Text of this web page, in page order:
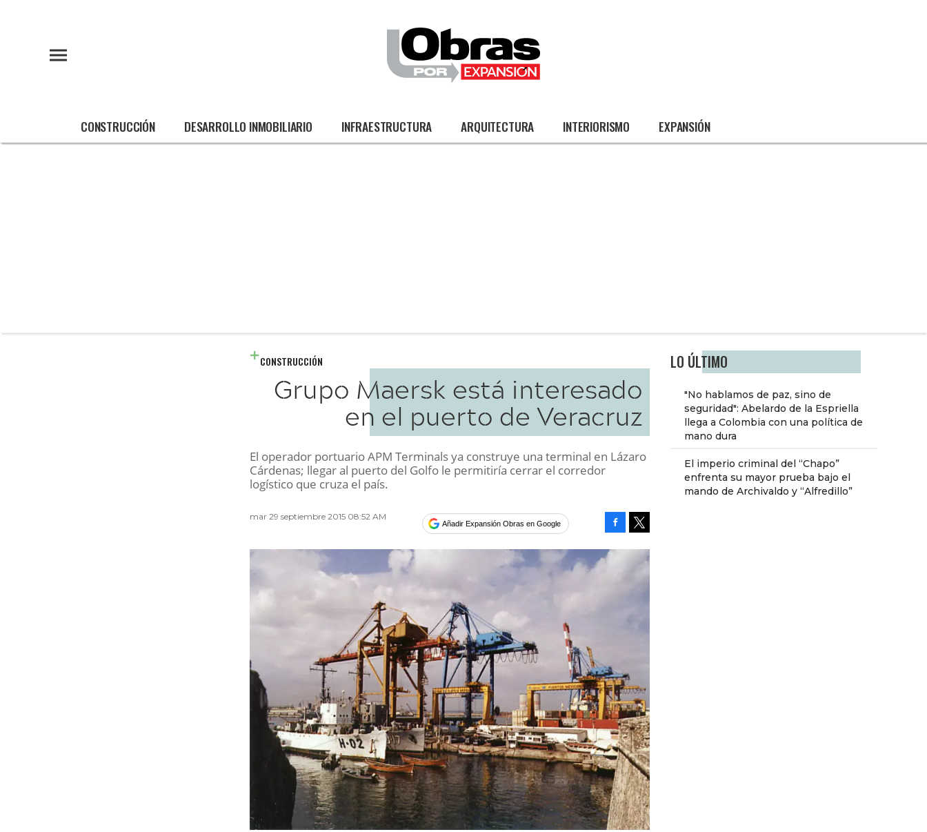
CONSTRUCCIÓN DESARROLLO INMOBILIARIO INFRAESTRUCTURA ARQUITECTURA INTERIORISMO EXPANSIÓN
LO ÚLTIMO
"No hablamos de paz, sino de
seguridad": Abelardo de la Espriella
llega a Colombia con una política de
mano dura
El imperio criminal del “Chapo”
enfrenta su mayor prueba bajo el
mando de Archivaldo y “Alfredillo”
CONSTRUCCIÓN
Grupo Maersk está interesado
en el puerto de Veracruz
El operador portuario APM Terminals ya construye una terminal en Lázaro
Cárdenas; llegar al puerto del Golfo le permitiría cerrar el corredor
logístico que cruza el país.
mar 29 septiembre 2015 08:52 AM
Añadir Expansión Obras en Google